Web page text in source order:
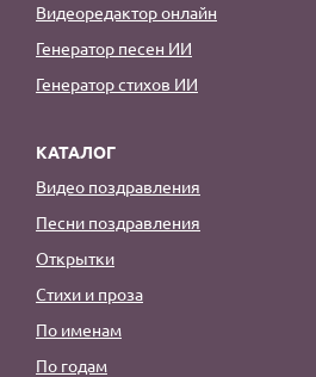
Видеоредактор онлайн
Генератор песен ИИ
Генератор стихов ИИ
КАТАЛОГ
Видео поздравления
Песни поздравления
Открытки
Стихи и проза
По именам
По годам